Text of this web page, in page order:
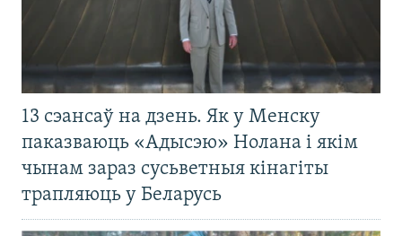
13 сэансаў на дзень. Як у Менску
паказваюць «Адысэю» Нолана і якім
чынам зараз сусьветныя кінагіты
трапляюць у Беларусь